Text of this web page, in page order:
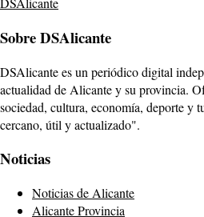
Sobre DSAlicante
DSAlicante es un periódico digital
actualidad de Alicante y su provincia.
sociedad, cultura, economía, deporte y
cercano, útil y actualizado".
Noticias
Noticias de Alicante
Alicante Provincia